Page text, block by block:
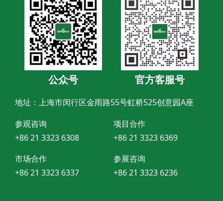
公众号 官方客服号
地址：上海市闵行区金雨路55号虹桥525创意园A座
参观咨询
+86 21 3323 6308
项目合作
+86 21 3323 6369
市场合作
+86 21 3323 6337
参展咨询
+86 21 3323 6236